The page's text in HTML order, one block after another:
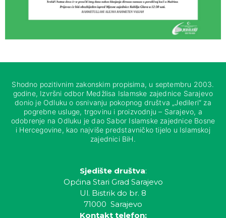
Shodno pozitivnim zakonskim propisima, u septembru 2003.
godine, Izvršni odbor Medžlisa Islamske zajednice Sarajevo
donio je Odluku o osnivanju pokopnog društva „Jedileri“ za
pogrebne usluge, trgovinu i proizvodnju – Sarajevo, a
odobrenje na Odluku je dao Sabor Islamske zajednice Bosne
i Hercegovine, kao najviše predstavničko tijelo u Islamskoj
zajednici BiH.
Sjedište društva:
Općina Stari Grad Sarajevo
Ul. Bistrik do br. 8
71000 Sarajevo
Kontakt telefon: